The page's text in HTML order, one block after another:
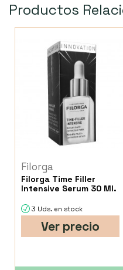
Productos
Filorga
Filorga Time Filler
Intensive Serum 30 Ml.
3 Uds. en stock
Ver precio